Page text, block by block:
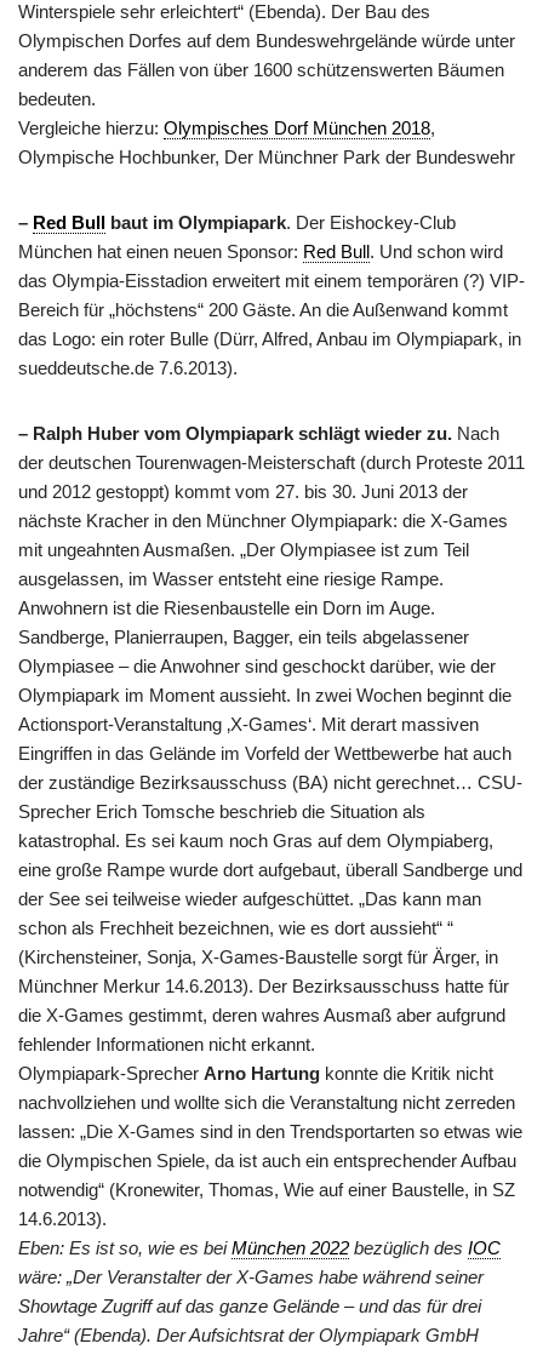
Winterspiele sehr erleichtert“ (Ebenda). Der Bau des
Olympischen Dorfes auf dem Bundeswehrgelände würde unter
anderem das Fällen von über 1600 schützenswerten Bäumen
bedeuten.
Vergleiche hierzu: Olympisches Dorf München 2018,
Olympische Hochbunker, Der Münchner Park der Bundeswehr
– Red Bull baut im Olympiapark. Der Eishockey-Club
München hat einen neuen Sponsor: Red Bull. Und schon wird
das Olympia-Eisstadion erweitert mit einem temporären (?) VIP-
Bereich für „höchstens“ 200 Gäste. An die Außenwand kommt
das Logo: ein roter Bulle (Dürr, Alfred, Anbau im Olympiapark, in
sueddeutsche.de 7.6.2013).
– Ralph Huber vom Olympiapark schlägt wieder zu. Nach
der deutschen Tourenwagen-Meisterschaft (durch Proteste 2011
und 2012 gestoppt) kommt vom 27. bis 30. Juni 2013 der
nächste Kracher in den Münchner Olympiapark: die X-Games
mit ungeahnten Ausmaßen. „Der Olympiasee ist zum Teil
ausgelassen, im Wasser entsteht eine riesige Rampe.
Anwohnern ist die Riesenbaustelle ein Dorn im Auge.
Sandberge, Planierraupen, Bagger, ein teils abgelassener
Olympiasee – die Anwohner sind geschockt darüber, wie der
Olympiapark im Moment aussieht. In zwei Wochen beginnt die
Actionsport-Veranstaltung ‚X-Games‘. Mit derart massiven
Eingriffen in das Gelände im Vorfeld der Wettbewerbe hat auch
der zuständige Bezirksausschuss (BA) nicht gerechnet… CSU-
Sprecher Erich Tomsche beschrieb die Situation als
katastrophal. Es sei kaum noch Gras auf dem Olympiaberg,
eine große Rampe wurde dort aufgebaut, überall Sandberge und
der See sei teilweise wieder aufgeschüttet. „Das kann man
schon als Frechheit bezeichnen, wie es dort aussieht“ “
(Kirchensteiner, Sonja, X-Games-Baustelle sorgt für Ärger, in
Münchner Merkur 14.6.2013). Der Bezirksausschuss hatte für
die X-Games gestimmt, deren wahres Ausmaß aber aufgrund
fehlender Informationen nicht erkannt.
Olympiapark-Sprecher Arno Hartung konnte die Kritik nicht
nachvollziehen und wollte sich die Veranstaltung nicht zerreden
lassen: „Die X-Games sind in den Trendsportarten so etwas wie
die Olympischen Spiele, da ist auch ein entsprechender Aufbau
notwendig“ (Kronewiter, Thomas, Wie auf einer Baustelle, in SZ
14.6.2013).
Eben: Es ist so, wie es beiMünchen 2022 bezüglich des IOC
wäre: „Der Veranstalter der X-Games habe während seiner
Showtage Zugriff auf das ganze Gelände – und das für drei
Jahre“ (Ebenda). Der Aufsichtsrat der Olympiapark GmbH